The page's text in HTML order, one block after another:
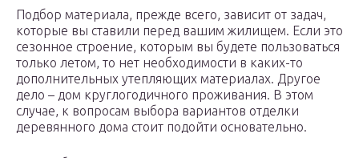
Подбор материала, прежде всего, зависит от задач,
которые вы ставили перед вашим жилищем. Если это
сезонное строение, которым вы будете пользоваться
только летом, то нет необходимости в каких-то
дополнительных утепляющих материалах. Другое
дело – дом круглогодичного проживания. В этом
случае, к вопросам выбора вариантов отделки
деревянного дома стоит подойти основательно.